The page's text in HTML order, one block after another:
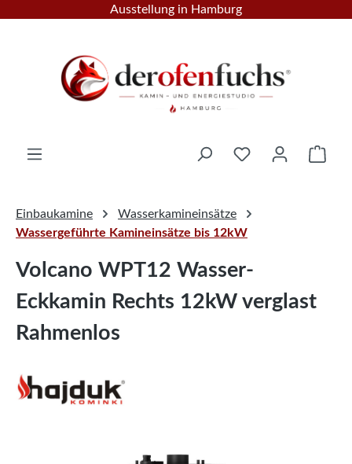
Zum Hauptinhalt springen
Ausstellung in Hamburg
Einbaukamine
Wasserkamineinsätze
Wassergeführte Kamineinsätze bis 12kW
Volcano WPT12 Wasser-
Eckkamin Rechts 12kW verglast
Rahmenlos
Bildergalerie überspringen